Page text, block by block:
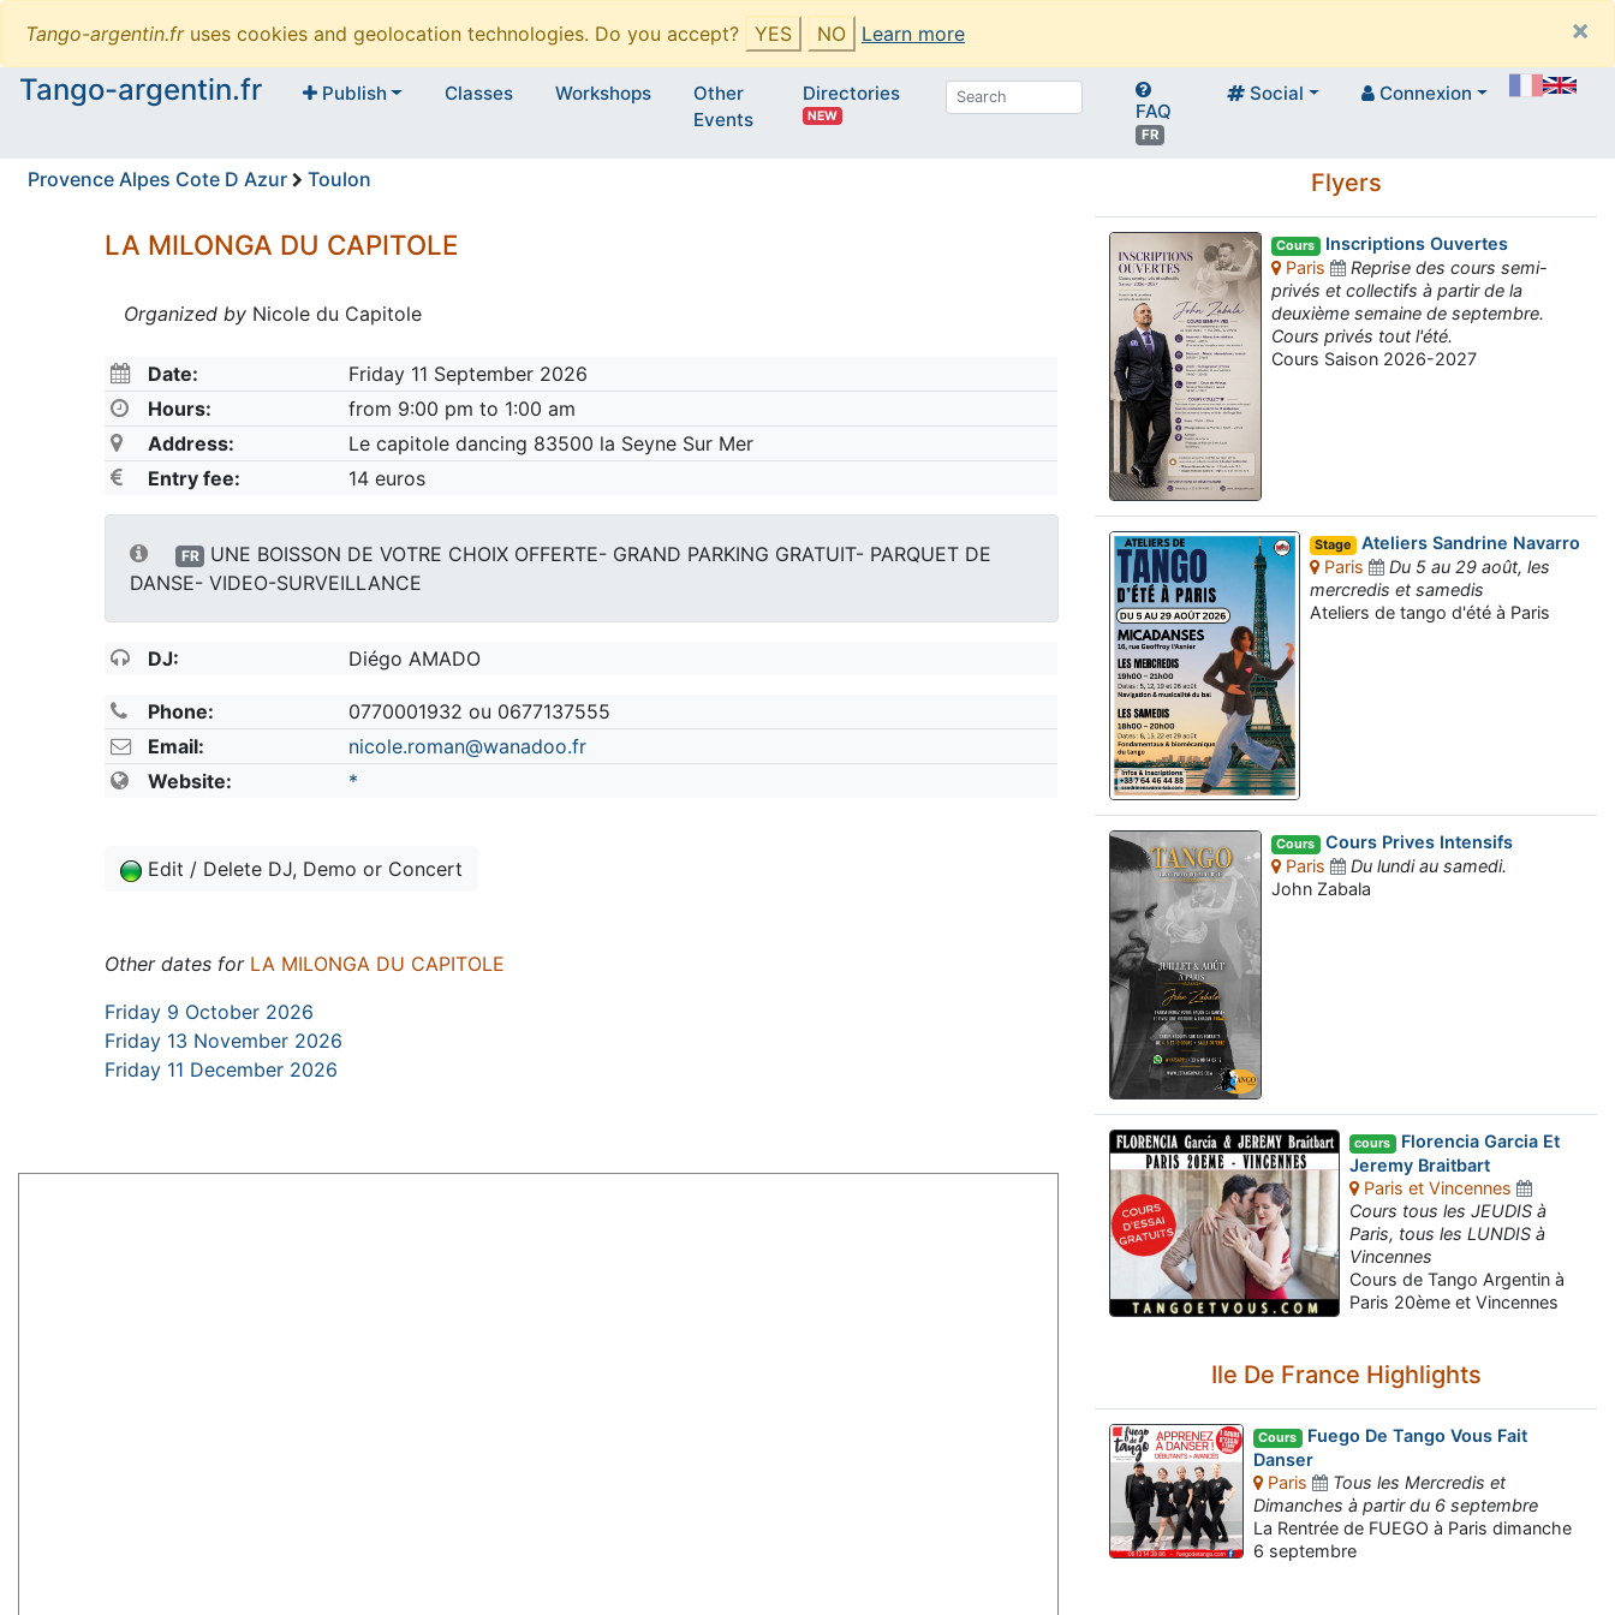
Tango-argentin.fruses cookies and geolocation technologies. Do you accept? YES NO Learn more
×
Tango-argentin.fr
Publish Classes Workshops
Other
Events
Directories
NEW FAQ
FR
Social Connexion
Provence Alpes Cote D Azur Toulon
LA MILONGA DU CAPITOLE
Organized by Nicole du Capitole
Date:
Friday 11 September 2026
Hours:
from 9:00 pm to 1:00 am
Address:
Le capitole dancing 83500 la Seyne Sur Mer
Entry fee:
14 euros
FR
UNE BOISSON DE VOTRE CHOIX OFFERTE- GRAND PARKING GRATUIT- PARQUET DE
DANSE- VIDEO-SURVEILLANCE
DJ: Diégo AMADO
Phone:
0770001932 ou 0677137555
Email:
nicole.roman@wanadoo.fr
Website:
*
Edit / Delete DJ, Demo or Concert
Other dates for LA MILONGA DU CAPITOLE
Friday 9 October 2026
Friday 13 November 2026
Friday 11 December 2026
Flyers
Cours Inscriptions Ouvertes
Paris
Reprise des cours semi-
privés et collectifs à partir de la
deuxième semaine de septembre.
Cours privés tout l'été.
Cours Saison 2026-2027
Stage Ateliers Sandrine Navarro
Paris
Du 5 au 29 août, les
mercredis et samedis
Ateliers de tango d'été à Paris
Cours Cours Prives Intensifs
Paris
Du lundi au samedi.
John Zabala
cours Florencia Garcia Et
Jeremy Braitbart
Paris et Vincennes
Cours tous les JEUDIS à
Paris, tous les LUNDIS à
Vincennes
Cours de Tango Argentin à
Paris 20ème et Vincennes
Ile De France Highlights
Cours Fuego De Tango Vous Fait
Danser
Paris
Tous les Mercredis et
Dimanches à partir du 6 septembre
La Rentrée de FUEGO à Paris dimanche
6 septembre